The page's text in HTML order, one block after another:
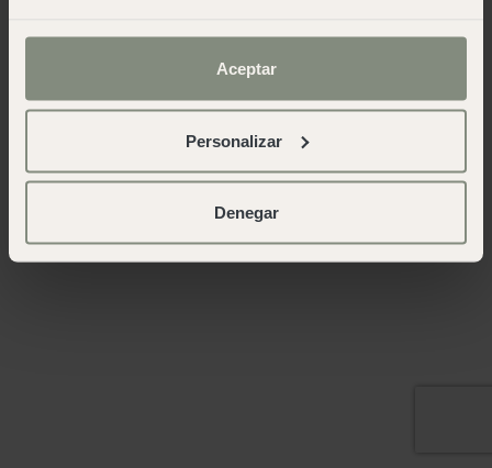
Aceptar
Personalizar
Denegar